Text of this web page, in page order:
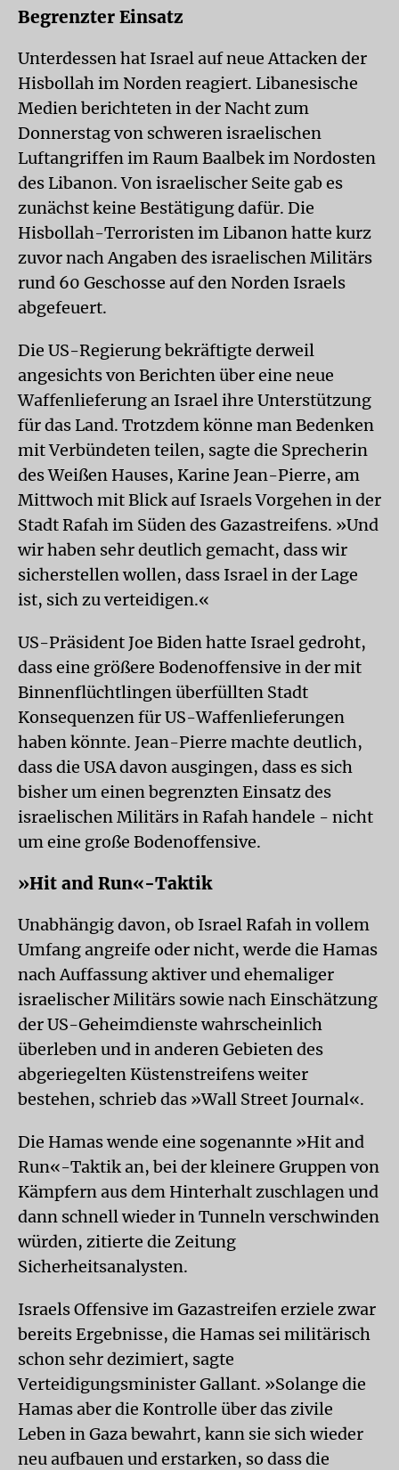
Begrenzter Einsatz
Unterdessen hat Israel auf neue Attacken der
Hisbollah im Norden reagiert. Libanesische
Medien berichteten in der Nacht zum
Donnerstag von schweren israelischen
Luftangriffen im Raum Baalbek im Nordosten
des Libanon. Von israelischer Seite gab es
zunächst keine Bestätigung dafür. Die
Hisbollah-Terroristen im Libanon hatte kurz
zuvor nach Angaben des israelischen Militärs
rund 60 Geschosse auf den Norden Israels
abgefeuert.
Die US-Regierung bekräftigte derweil
angesichts von Berichten über eine neue
Waffenlieferung an Israel ihre Unterstützung
für das Land. Trotzdem könne man Bedenken
mit Verbündeten teilen, sagte die Sprecherin
des Weißen Hauses, Karine Jean-Pierre, am
Mittwoch mit Blick auf Israels Vorgehen in der
Stadt Rafah im Süden des Gazastreifens. »Und
wir haben sehr deutlich gemacht, dass wir
sicherstellen wollen, dass Israel in der Lage
ist, sich zu verteidigen.«
US-Präsident Joe Biden hatte Israel gedroht,
dass eine größere Bodenoffensive in der mit
Binnenflüchtlingen überfüllten Stadt
Konsequenzen für US-Waffenlieferungen
haben könnte. Jean-Pierre machte deutlich,
dass die USA davon ausgingen, dass es sich
bisher um einen begrenzten Einsatz des
israelischen Militärs in Rafah handele - nicht
um eine große Bodenoffensive.
»Hit and Run«-Taktik
Unabhängig davon, ob Israel Rafah in vollem
Umfang angreife oder nicht, werde die Hamas
nach Auffassung aktiver und ehemaliger
israelischer Militärs sowie nach Einschätzung
der US-Geheimdienste wahrscheinlich
überleben und in anderen Gebieten des
abgeriegelten Küstenstreifens weiter
bestehen, schrieb das »Wall Street Journal«.
Die Hamas wende eine sogenannte »Hit and
Run«-Taktik an, bei der kleinere Gruppen von
Kämpfern aus dem Hinterhalt zuschlagen und
dann schnell wieder in Tunneln verschwinden
würden, zitierte die Zeitung
Sicherheitsanalysten.
Israels Offensive im Gazastreifen erziele zwar
bereits Ergebnisse, die Hamas sei militärisch
schon sehr dezimiert, sagte
Verteidigungsminister Gallant. »Solange die
Hamas aber die Kontrolle über das zivile
Leben in Gaza bewahrt, kann sie sich wieder
neu aufbauen und erstarken, so dass die